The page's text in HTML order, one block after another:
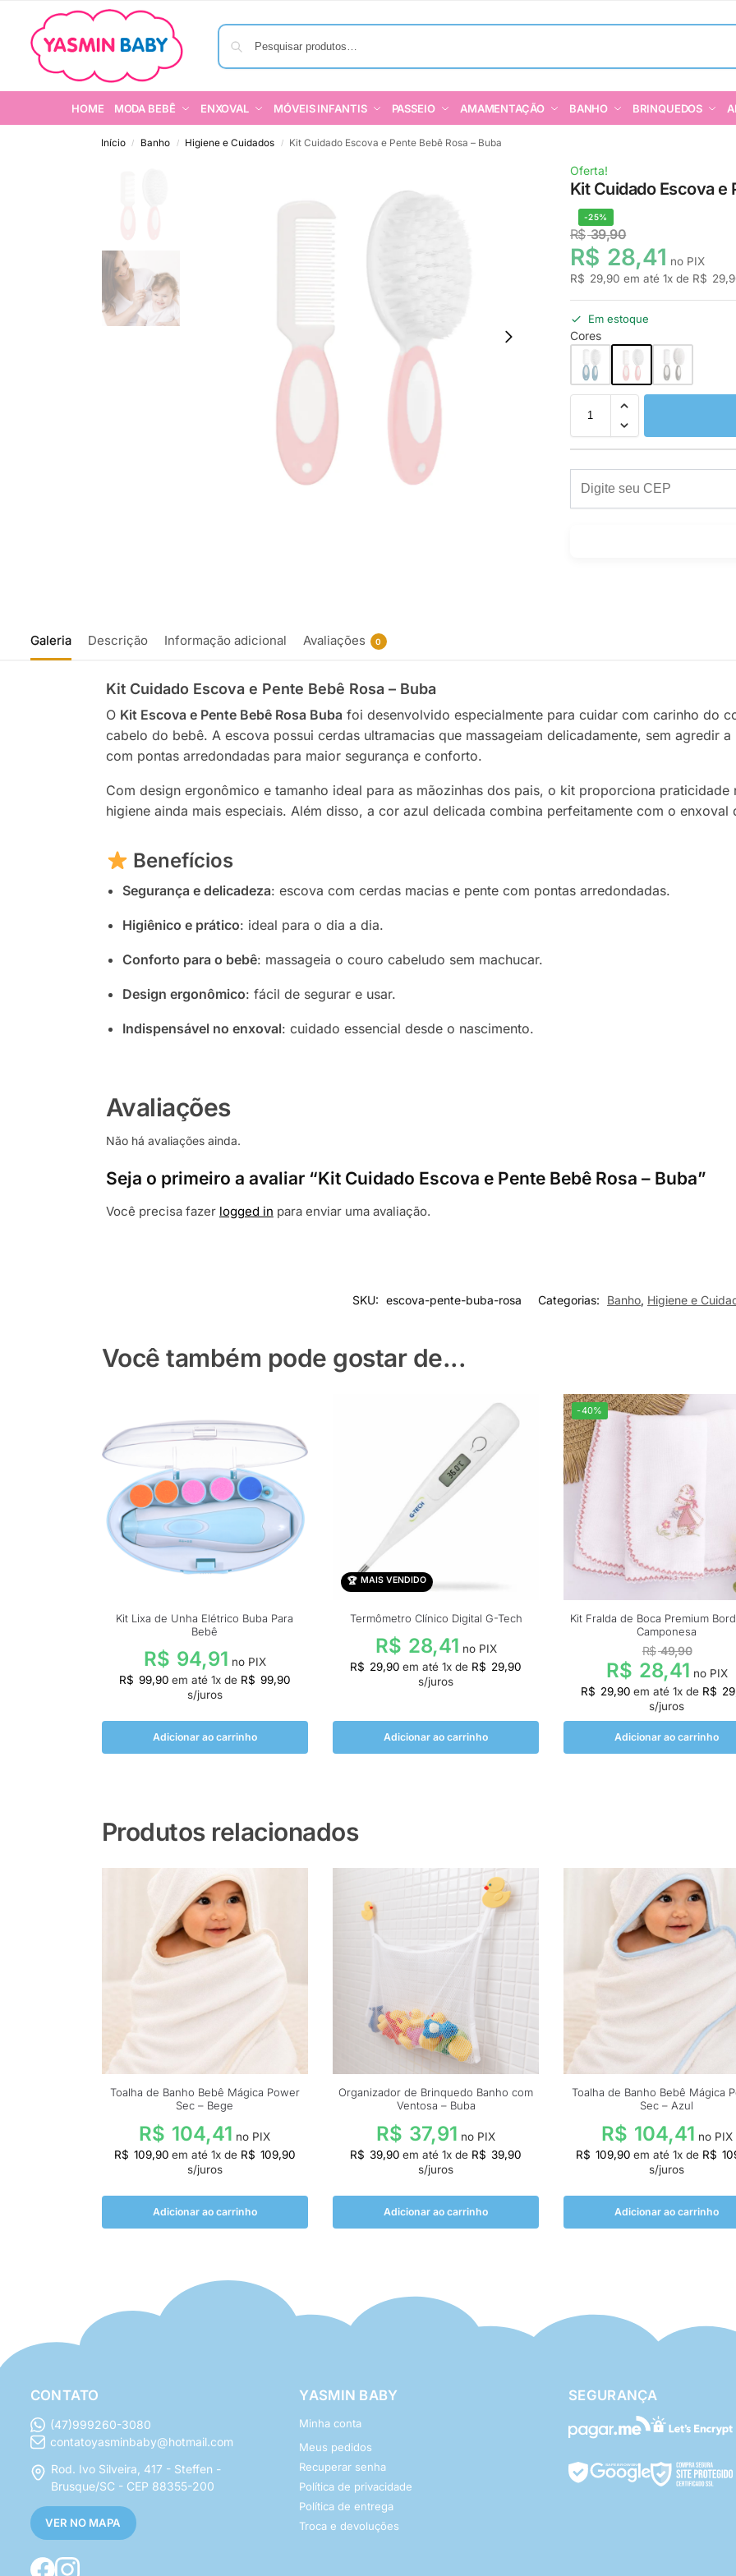
HOME MODA BEBÊ ENXOVAL MÓVEIS INFANTIS PASSEIO AMAMENTAÇÃO BANHO BRINQUEDOS
Início / Banho / Higiene e Cuidados / Kit Cuidado Escova e Pente Bebê Rosa – Buba
Oferta!
Kit Cuidado Escova e
-25%
R$39,90
R$ 28,41 no PIX
R$ 29,90 em até 1x de R$
Em estoque
Cores
Galeria Descrição Informação adicional Avaliações 0
Kit Cuidado Escova e Pente Bebê Rosa – Buba
O Kit Escova e Pente Bebê Rosa Buba foi desenvolvido especialmente para cuidar com carinho do
cabelo do bebê. A escova possui cerdas ultramacias que massageiam delicadamente, sem agredir
com pontas arredondadas para maior segurança e conforto.
Com design ergonômico e tamanho ideal para as mãozinhas dos pais, o kit proporciona
higiene ainda mais especiais. Além disso, a cor azul delicada combina perfeitamente com o enxoval
Benefícios
Segurança e delicadeza: escova com cerdas macias e pente com pontas arredondadas.
Higiênico e prático: ideal para o dia a dia.
Conforto para o bebê: massageia o couro cabeludo sem machucar.
Design ergonômico: fácil de segurar e usar.
Indispensável no enxoval: cuidado essencial desde o nascimento.
Avaliações
Não há avaliações ainda.
Seja o primeiro a avaliar “Kit Cuidado Escova e Pente Bebê Rosa – Buba”
Você precisa fazer logged in para enviar uma avaliação.
SKU: escova-pente-buba-rosa Categorias: Banho, Higiene e
Você também pode gostar de...
Kit Lixa de Unha Elétrico Buba Para
Bebê
R$ 94,91 no PIX
R$ 99,90 em até 1x de R$ 99,90
s/juros
Adicionar ao carrinho
MAIS VENDIDO
Termômetro Clínico Digital G-Tech
R$ 28,41 no PIX
R$ 29,90 em até1x de R$ 29,90
s/juros
Adicionar ao carrinho
-40%
Kit Fralda de Boca Premium
Camponesa
R$49,90
R$ 28,41 no PIX
R$ 29,90 em até1x de R$
s/juros
Adicionar ao carrinho
Produtos relacionados
Toalha de Banho Bebê Mágica Power
Sec – Bege
R$ 104,41 no PIX
R$ 109,90 em até 1x de R$ 109,90
s/juros
Adicionar ao carrinho
Organizador de Brinquedo Banho com
Ventosa – Buba
R$ 37,91 no PIX
R$ 39,90 em até1x de R$ 39,90
s/juros
Adicionar ao carrinho
Toalha de Banho Bebê Mágica
Sec – Azul
R$ 104,41 no PIX
R$ 109,90 em até1x de R$
s/juros
Adicionar ao carrinho
CONTATO
(47)999260-3080
contatoyasminbaby@hotmail.com
Rod. Ivo Silveira, 417 - Steffen -
Brusque/SC - CEP 88355-200
VER NO MAPA
YASMIN BABY
Minha conta
Meus pedidos
Recuperar senha
Política de privacidade
Política de entrega
Troca e devoluções
SEGURANÇA